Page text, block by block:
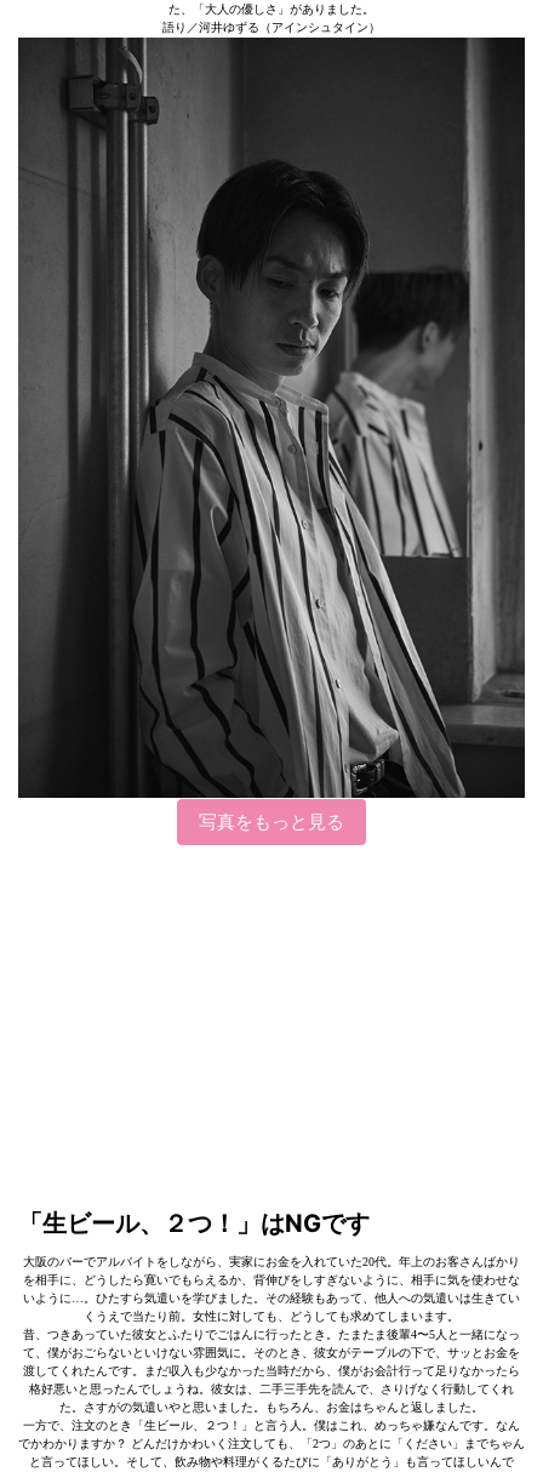
た、「大人の優しさ」がありました。
語り／河井ゆずる（アインシュタイン）
写真をもっと見る
「生ビール、２つ！」はNGです
大阪のバーでアルバイトをしながら、実家にお金を入れていた20代。年上のお客さんばかり
を相手に、どうしたら寛いでもらえるか、背伸びをしすぎないように、相手に気を使わせな
いように…。ひたすら気遣いを学びました。その経験もあって、他人への気遣いは生きてい
くうえで当たり前。女性に対しても、どうしても求めてしまいます。
昔、つきあっていた彼女とふたりでごはんに行ったとき。たまたま後輩4〜5人と一緒になっ
て、僕がおごらないといけない雰囲気に。そのとき、彼女がテーブルの下で、サッとお金を
渡してくれたんです。まだ収入も少なかった当時だから、僕がお会計行って足りなかったら
格好悪いと思ったんでしょうね。彼女は、二手三手先を読んで、さりげなく行動してくれ
た。さすがの気遣いやと思いました。もちろん、お金はちゃんと返しました。
一方で、注文のとき「生ビール、２つ！」と言う人。僕はこれ、めっちゃ嫌なんです。なん
でかわかりますか？ どんだけかわいく注文しても、「2つ」のあとに「ください」までちゃん
と言ってほしい。そして、飲み物や料理がくるたびに「ありがとう」も言ってほしいんで